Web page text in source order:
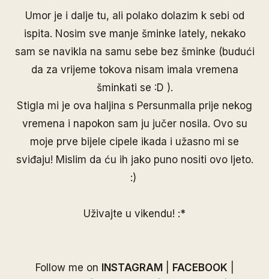
Umor je i dalje tu, ali polako dolazim k sebi od
ispita. Nosim sve manje šminke lately, nekako
sam se navikla na samu sebe bez šminke (budući
da za vrijeme tokova nisam imala vremena
šminkati se :D ).
Stigla mi je ova haljina s Persunmalla prije nekog
vremena i napokon sam ju jučer nosila. Ovo su
moje prve bijele cipele ikada i užasno mi se
sviđaju! Mislim da ću ih jako puno nositi ovo ljeto.
:)
Uživajte u vikendu! :*
Follow me on INSTAGRAM FACEBOOK